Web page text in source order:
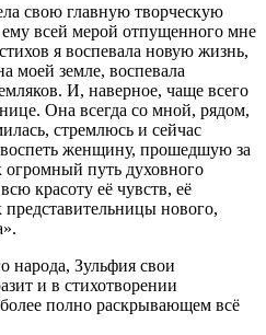
свою главную творческую
всей мерой отпущенного мне
я воспевала новую жизнь,
моей земле, воспевала
И, наверное, чаще всего
Она всегда со мной, рядом,
стремлюсь и сейчас
женщину, прошедшую за
огромный путь духовного
красоту её чувств, её
представительницы нового,
народа, Зульфия свои
и в стихотворении
полно раскрывающем всё